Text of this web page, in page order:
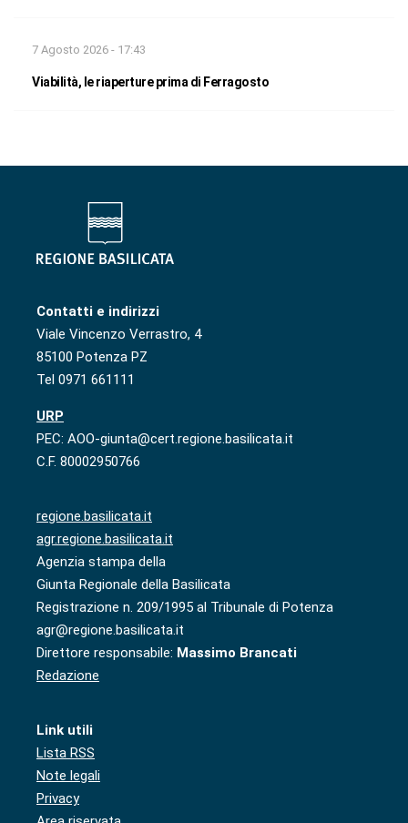
7 Agosto 2026 - 17:43
Viabilità, le riaperture prima di Ferragosto
Contatti e indirizzi
Viale Vincenzo Verrastro, 4
85100 Potenza PZ
Tel 0971 661111
URP
PEC: AOO-giunta@cert.regione.basilicata.it
C.F. 80002950766
regione.basilicata.it
agr.regione.basilicata.it
Agenzia stampa della
Giunta Regionale della Basilicata
Registrazione n. 209/1995 al Tribunale di Potenza
agr@regione.basilicata.it
Direttore responsabile: Massimo Brancati
Redazione
Link utili
Lista RSS
Note legali
Privacy